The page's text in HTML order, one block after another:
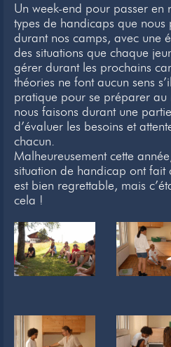
Liens
Un week-end pour passer en
types de handicaps que nous
durant nos camps, avec une
des situations que chaque
gérer durant les prochains
théories ne font aucun sens
pratique pour se préparer au
nous faisons durant une
d’évaluer les besoins et
chacun.
Malheureusement cette
situation de handicap ont fait
est bien regrettable, mais
cela !